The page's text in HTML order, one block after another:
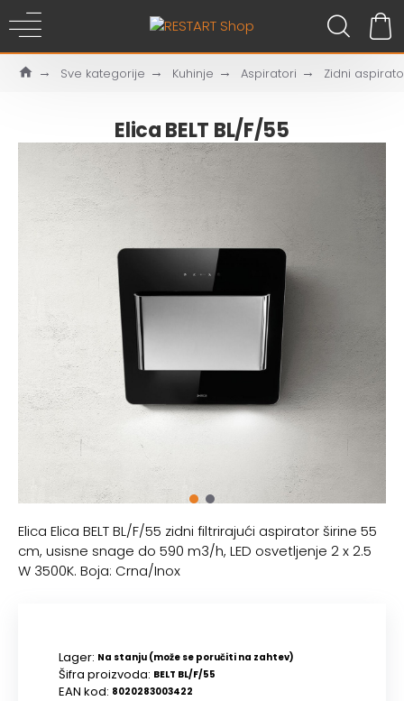
Sve kategorije Kuhinje Aspiratori Zidni
Elica BELT BL/F/55
Elica Elica BELT BL/F/55 zidni filtrirajući aspirator širine 55
cm, usisne snage do 590 m3/h, LED osvetljenje 2 x 2.5
W 3500K. Boja: Crna/Inox
Lager: Na stanju (može se poručiti na zahtev)
Šifra proizvoda: BELT BL/F/55
EAN kod: 8020283003422